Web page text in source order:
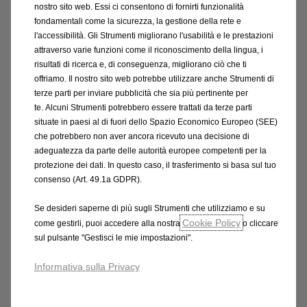
Services? Scopri le soluzioni di protezione degli
pneumatici da abbinare per guidare in tranquillità
Il prodotto ti assicura la garanzia Kasko Pneumatici,
per la copertura dei costi di riparazione o
sostituzione in caso di foratura accidentale
durante la circolazione, e servizi di Assistenza
Stradale, come il soccorso stradale e il Dépannage,
ovvero la riparazione sul posto.
Una proposta ancora più conveniente grazie ai
vantaggi offerti dalla Rete Convenzionata di dealer
e centri di riparazione autorizzati.
Indennizza i costi di riparazione o sostituzione in
nostro sito web. Essi ci consentono di fornirti funzionalità
fondamentali come la sicurezza, la gestione della rete e
l'accessibilità. Gli Strumenti migliorano l'usabilità e le prestazioni
attraverso varie funzioni come il riconoscimento della lingua, i
risultati di ricerca e, di conseguenza, migliorano ciò che ti
offriamo. Il nostro sito web potrebbe utilizzare anche Strumenti di
terze parti per inviare pubblicità che sia più pertinente per
te. Alcuni Strumenti potrebbero essere trattati da terze parti
situate in paesi al di fuori dello Spazio Economico Europeo (SEE)
che potrebbero non aver ancora ricevuto una decisione di
adeguatezza da parte delle autorità europee competenti per la
protezione dei dati. In questo caso, il trasferimento si basa sul tuo
consenso (Art. 49.1a GDPR).
Se desideri saperne di più sugli Strumenti che utilizziamo e su
come gestirli, puoi accedere alla nostra Cookie Policy o cliccare
sul pulsante "Gestisci le mie impostazioni".
Informativa sulla Privacy